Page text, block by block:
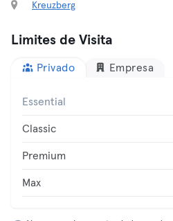
Kreuzberg
Limites de Visita
Privado Empresa
Essential
Classic
Premium
Max